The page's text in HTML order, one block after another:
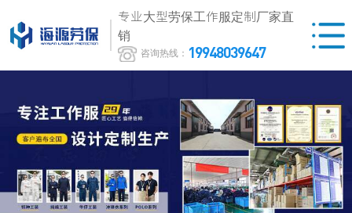
专业大型劳保工作服定制厂家直
销
咨询热线： 19948039647